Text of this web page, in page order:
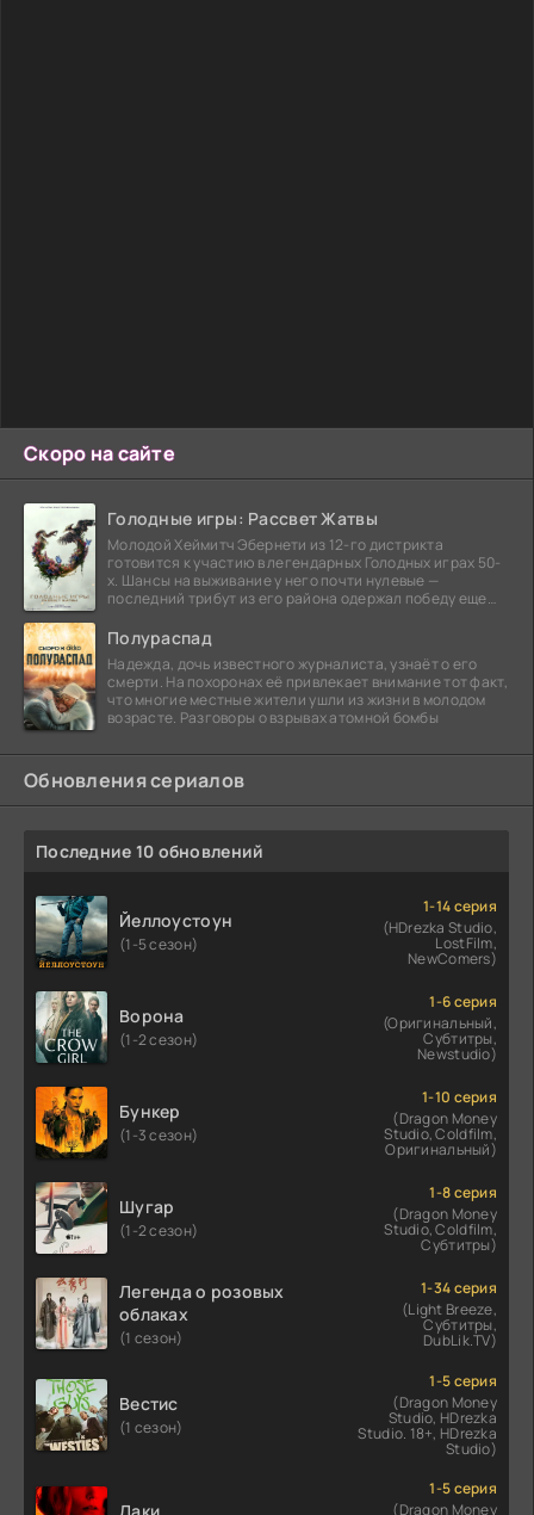
Скоро на сайте
Голодные игры: Рассвет Жатвы
Молодой Хеймитч Эбернети из 12-го дистрикта
готовится к участию в легендарных Голодных играх 50-
х. Шансы на выживание у него почти нулевые —
последний трибут из его района одержал победу еще
Полураспад
Надежда, дочь известного журналиста, узнаёт о его
смерти. На похоронах её привлекает внимание тот факт,
что многие местные жители ушли из жизни в молодом
возрасте. Разговоры о взрывах атомной бомбы
Обновления сериалов
Последние 10 обновлений
Йеллоустоун
(1-5 сезон)
1-14 серия
(HDrezka Studio,
LostFilm,
NewComers)
Ворона
(1-2 сезон)
1-6 серия
(Оригинальный,
Субтитры,
Newstudio)
Бункер
(1-3 сезон)
1-10 серия
(Dragon Money
Studio, Coldfilm,
Оригинальный)
Шугар
(1-2 сезон)
1-8 серия
(Dragon Money
Studio, Coldfilm,
Субтитры)
Легенда о розовых
облаках
(1 сезон)
1-34 серия
(Light Breeze,
Субтитры,
DubLik.TV)
Вестис
(1 сезон)
1-5 серия
(Dragon Money
Studio, HDrezka
Studio. 18+, HDrezka
Studio)
1-5 серия
(Dragon Money